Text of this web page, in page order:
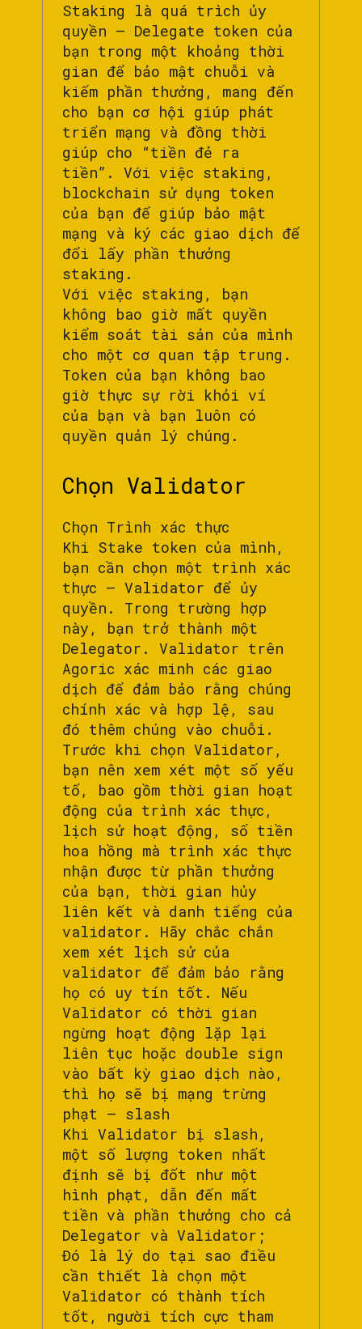
Staking là quá trìch ủy
quyền – Delegate token của
bạn trong một khoảng thời
gian để bảo mật chuỗi và
kiếm phần thưởng, mang đến
cho bạn cơ hội giúp phát
triển mạng và đồng thời
giúp cho “tiền đẻ ra
tiền”. Với việc staking,
blockchain sử dụng token
của bạn để giúp bảo mật
mạng và ký các giao dịch để
đổi lấy phần thưởng
staking.
Với việc staking, bạn
không bao giờ mất quyền
kiểm soát tài sản của mình
cho một cơ quan tập trung.
Token của bạn không bao
giờ thực sự rời khỏi ví
của bạn và bạn luôn có
quyền quản lý chúng.
Chọn Validator
Chọn Trình xác thực
Khi Stake token của mình,
bạn cần chọn một trình xác
thực – Validator để ủy
quyền. Trong trường hợp
này, bạn trở thành một
Delegator. Validator trên
Agoric xác minh các giao
dịch để đảm bảo rằng chúng
chính xác và hợp lệ, sau
đó thêm chúng vào chuỗi.
Trước khi chọn Validator,
bạn nên xem xét một số yếu
tố, bao gồm thời gian hoạt
động của trình xác thực,
lịch sử hoạt động, số tiền
hoa hồng mà trình xác thực
nhận được từ phần thưởng
của bạn, thời gian hủy
liên kết và danh tiếng của
validator. Hãy chắc chắn
xem xét lịch sử của
validator để đảm bảo rằng
họ có uy tín tốt. Nếu
Validator có thời gian
ngừng hoạt động lặp lại
liên tục hoặc double sign
vào bất kỳ giao dịch nào,
thì họ sẽ bị mạng trừng
phạt – slash
Khi Validator bị slash,
một số lượng token nhất
định sẽ bị đốt như một
hình phạt, dẫn đến mất
tiền và phần thưởng cho cả
Delegator và Validator;
Đó là lý do tại sao điều
cần thiết là chọn một
Validator có thành tích
tốt, người tích cực tham